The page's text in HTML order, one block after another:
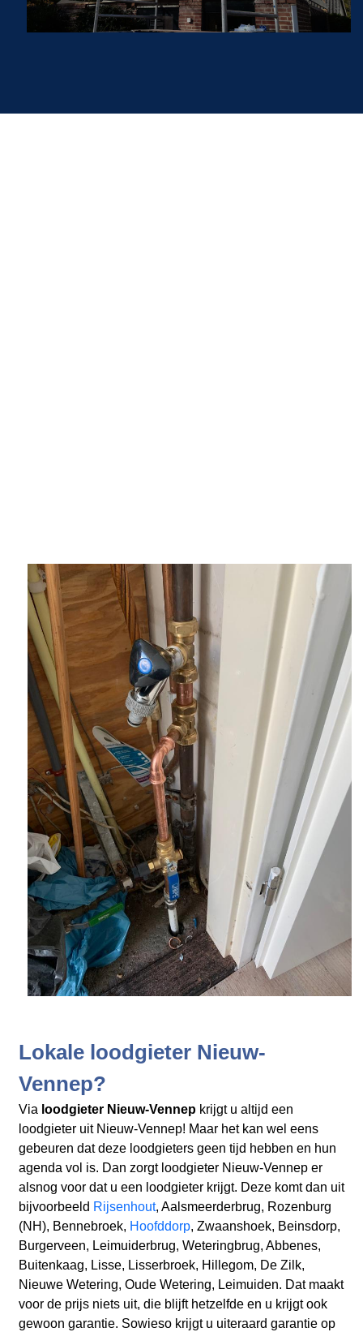
Lokale loodgieter Nieuw-
Vennep?
Via loodgieter Nieuw-Vennepkrijgt u altijd een
loodgieter uit Nieuw-Vennep! Maar het kan wel eens
gebeuren dat deze loodgieters geen tijd hebben en hun
agenda vol is. Dan zorgt loodgieter Nieuw-Vennep er
alsnog voor dat u een loodgieter krijgt. Deze komt dan uit
bijvoorbeeld Rijsenhout, Aalsmeerderbrug, Rozenburg
(NH), Bennebroek, Hoofddorp, Zwaanshoek, Beinsdorp,
Burgerveen, Leimuiderbrug, Weteringbrug, Abbenes,
Buitenkaag, Lisse, Lisserbroek, Hillegom, De Zilk,
Nieuwe Wetering, Oude Wetering, Leimuiden. Dat maakt
voor de prijs niets uit, die blijft hetzelfde en u krijgt ook
gewoon garantie. Sowieso krijgt u uiteraard garantie op